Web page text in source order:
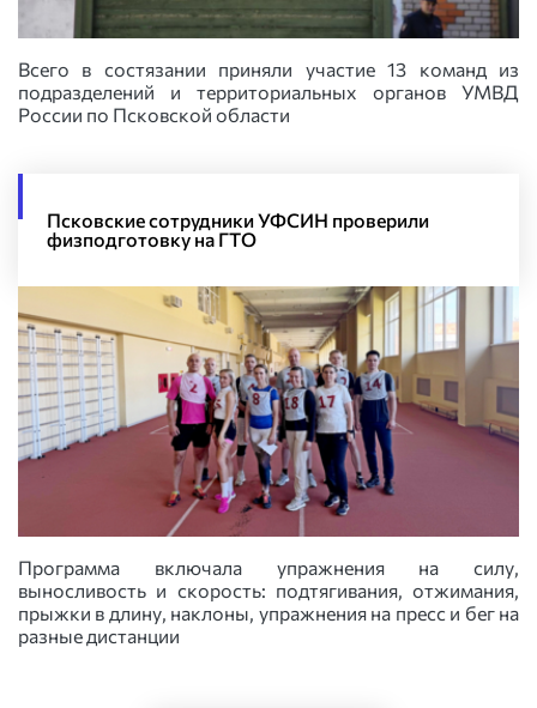
Всего в состязании приняли участие 13 команд из
подразделений и территориальных органов УМВД
России по Псковской области
Псковские сотрудники УФСИН проверили
физподготовку на ГТО
Программа включала упражнения на силу,
выносливость и скорость: подтягивания, отжимания,
прыжки в длину, наклоны, упражнения на пресс и бег на
разные дистанции